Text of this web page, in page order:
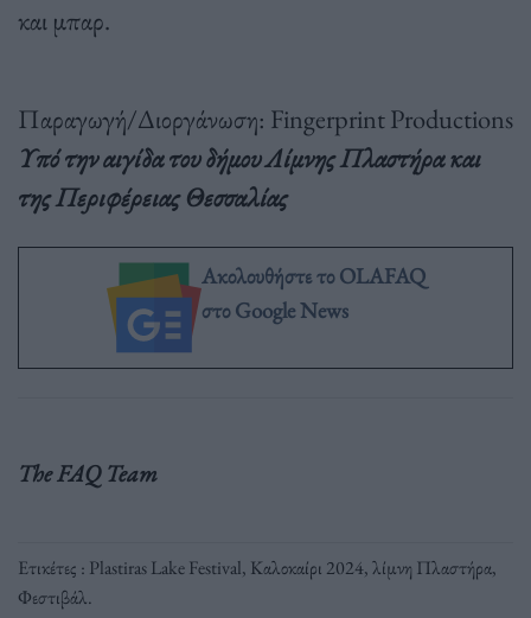
και μπαρ.
Παραγωγή/Διοργάνωση: Fingerprint Productions
Υπό την αιγίδα του δήμου Λίμνης Πλαστήρα και
της Περιφέρειας Θεσσαλίας
Ακολουθήστε το OLAFAQ
στο Google News
The FAQ Team
Ετικέτες : Plastiras Lake Festival, Καλοκαίρι 2024,λίμνη Πλαστήρα,
Φεστιβάλ.